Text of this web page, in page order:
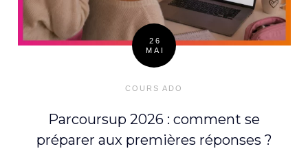
26
MAI
COURS ADO
Parcoursup 2026 : comment se
préparer aux premières réponses ?